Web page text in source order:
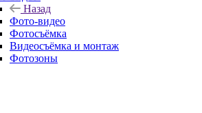
Назад
Фото-видео
Фотосъёмка
Видеосъёмка и монтаж
Фотозоны